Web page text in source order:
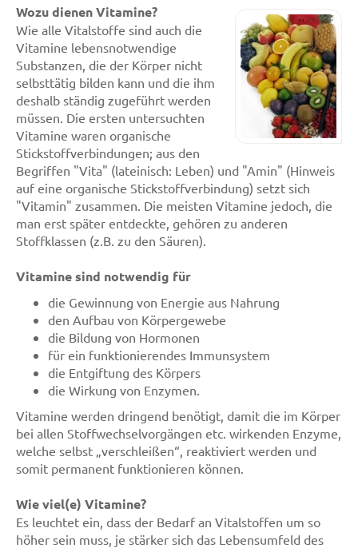
Wozu dienen Vitamine?
Wie alle Vitalstoffe sind auch die
Vitamine lebensnotwendige
Substanzen, die der Körper nicht
selbsttätig bilden kann und die ihm
deshalb ständig zugeführt werden
müssen. Die ersten untersuchten
Vitamine waren organische
Stickstoffverbindungen; aus den
Begriffen "Vita" (lateinisch: Leben) und "Amin" (Hinweis
auf eine organische Stickstoffverbindung) setzt sich
"Vitamin" zusammen. Die meisten Vitamine jedoch, die
man erst später entdeckte, gehören zu anderen
Stoffklassen (z.B. zu den Säuren).
Vitamine sind notwendig für
die Gewinnung von Energie aus Nahrung
den Aufbau von Körpergewebe
die Bildung von Hormonen
für ein funktionierendes Immunsystem
die Entgiftung des Körpers
die Wirkung von Enzymen.
Vitamine werden dringend benötigt, damit die im Körper
bei allen Stoffwechselvorgängen etc. wirkenden Enzyme,
welche selbst „verschleißen“, reaktiviert werden und
somit permanent funktionieren können.
Wie viel(e) Vitamine?
Es leuchtet ein, dass der Bedarf an Vitalstoffen um so
höher sein muss, je stärker sich das Lebensumfeld des